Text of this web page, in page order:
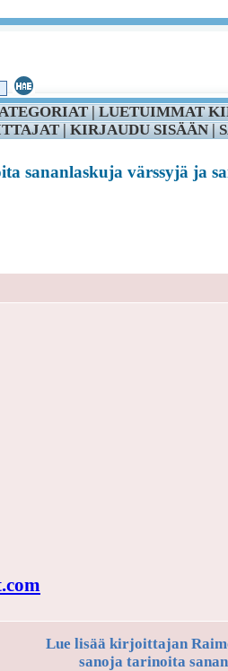
|LUETUIMMAT
|KIRJAUDU SISÄÄN|
sananlaskuja värssyjä ja
Lue lisää kirjoittajan
sanoja tarinoita